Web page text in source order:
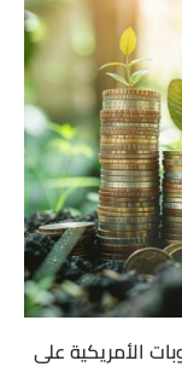
الأمريكية على